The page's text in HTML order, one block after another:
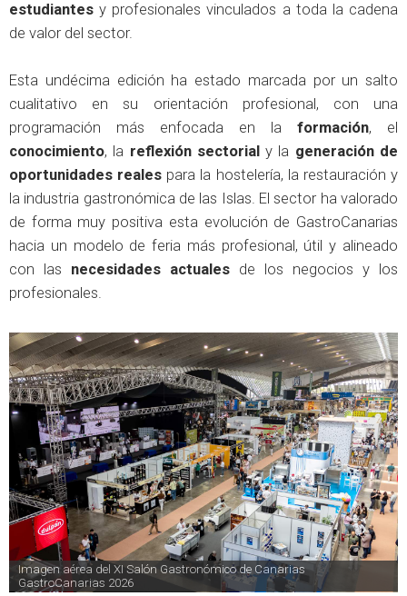
estudiantes y profesionales vinculados a toda la cadena
de valor del sector.
Esta undécima edición ha estado marcada por un salto
cualitativo en su orientación profesional, con una
programación más enfocada en la formación, el
conocimiento, la reflexión sectorial y la generación de
oportunidades reales para la hostelería, la restauración y
la industria gastronómica de las Islas. El sector ha valorado
de forma muy positiva esta evolución de GastroCanarias
hacia un modelo de feria más profesional, útil y alineado
con las necesidades actuales de los negocios y los
profesionales.
Imagen aérea del XI Salón Gastronómico de Canarias
GastroCanarias 2026